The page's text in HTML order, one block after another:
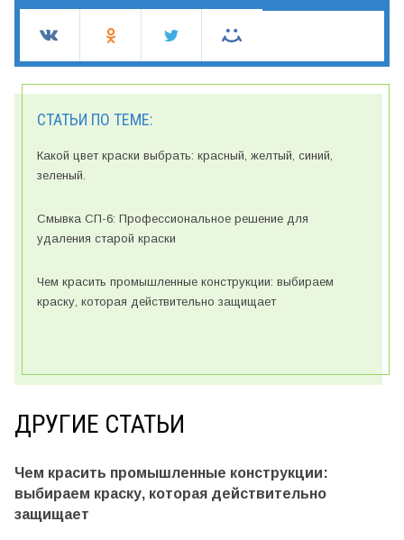
СТАТЬИ ПО ТЕМЕ:
Какой цвет краски выбрать: красный, желтый, синий,
зеленый.
Смывка СП-6: Профессиональное решение для
удаления старой краски
Чем красить промышленные конструкции: выбираем
краску, которая действительно защищает
ДРУГИЕ СТАТЬИ
Чем красить промышленные конструкции:
выбираем краску, которая действительно
защищает